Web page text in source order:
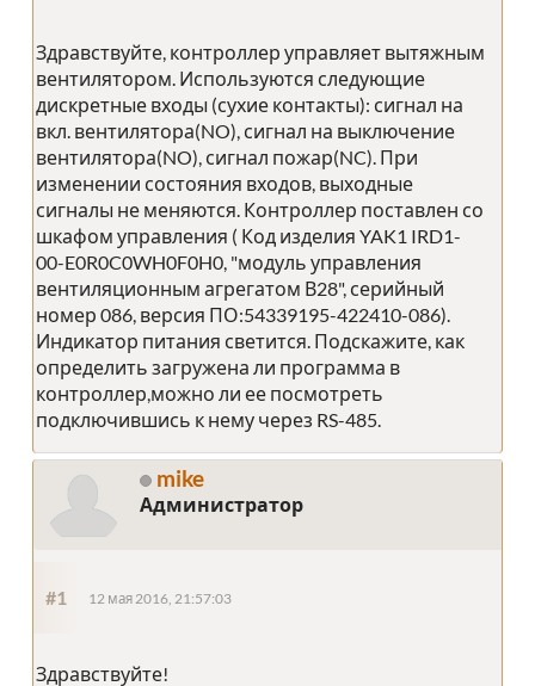
Здравствуйте, контроллер управляет вытяжным
вентилятором. Используются следующие
дискретные входы (сухие контакты): сигнал на
вкл. вентилятора(NO), сигнал на выключение
вентилятора(NO), сигнал пожар(NC). При
изменении состояния входов, выходные
сигналы не меняются. Контроллер поставлен со
шкафом управления ( Код изделия YAK1 IRD1-
00-E0R0C0WH0F0H0, "модуль управления
вентиляционным агрегатом В28", серийный
номер 086, версия ПО:54339195-422410-086).
Индикатор питания светится. Подскажите, как
определить загружена ли программа в
контроллер,можно ли ее посмотреть
подключившись к нему через RS-485.
mike
Администратор
#1 12 мая 2016, 21:57:03
Здравствуйте!